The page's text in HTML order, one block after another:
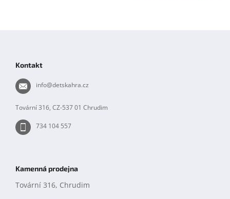
Kontakt
info@detskahra.cz
Tovární 316, CZ-537 01 Chrudim
734 104 557
Kamenná prodejna
Tovární 316, Chrudim